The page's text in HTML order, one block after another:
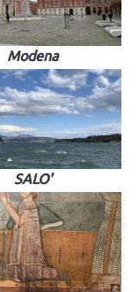
Modena
SALO'